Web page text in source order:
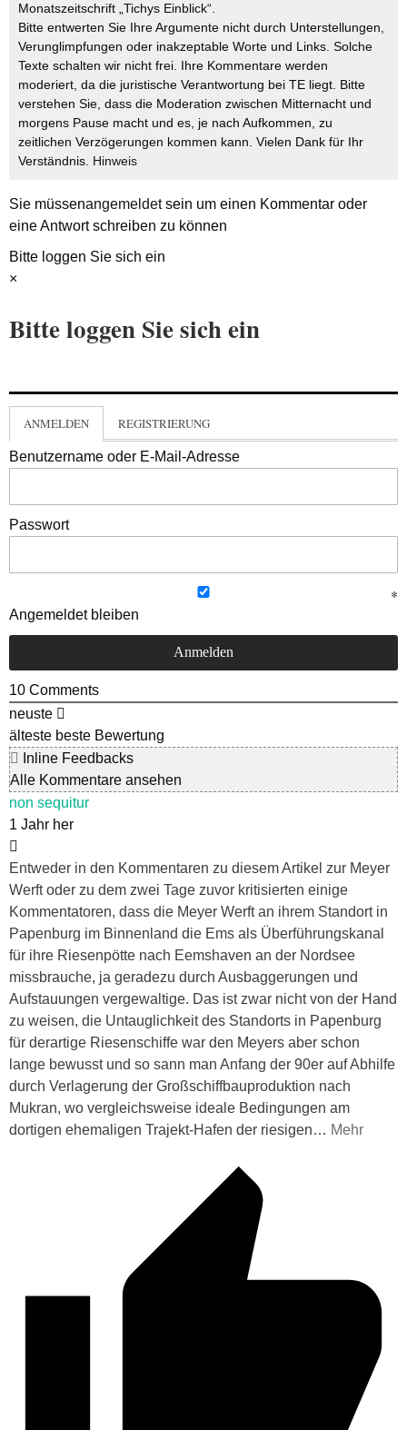
Monatszeitschrift „Tichys Einblick“.
Bitte entwerten Sie Ihre Argumente nicht durch Unterstellungen,
Verunglimpfungen oder inakzeptable Worte und Links. Solche
Texte schalten wir nicht frei. Ihre Kommentare werden
moderiert, da die juristische Verantwortung bei TE liegt. Bitte
verstehen Sie, dass die Moderation zwischen Mitternacht und
morgens Pause macht und es, je nach Aufkommen, zu
zeitlichen Verzögerungen kommen kann. Vielen Dank für Ihr
Verständnis. Hinweis
Sie müssenangemeldetsein um einen Kommentar oder
eine Antwort schreiben zu können
Bitte loggen Sie sich ein
×
Bitte loggen Sie sich ein
ANMELDEN REGISTRIERUNG
Benutzername oder E-Mail-Adresse
Passwort
Angemeldet bleiben
10 Comments
neuste
älteste beste Bewertung
Inline Feedbacks
Alle Kommentare ansehen
non sequitur
1 Jahr her
Entweder in den Kommentaren zu diesem Artikel zur Meyer
Werft oder zu dem zwei Tage zuvor kritisierten einige
Kommentatoren, dass die Meyer Werft an ihrem Standort in
Papenburg im Binnenland die Ems als Überführungskanal
für ihre Riesenpötte nach Eemshaven an der Nordsee
missbrauche, ja geradezu durch Ausbaggerungen und
Aufstauungen vergewaltige. Das ist zwar nicht von der Hand
zu weisen, die Untauglichkeit des Standorts in Papenburg
für derartige Riesenschiffe war den Meyers aber schon
lange bewusst und so sann man Anfang der 90er auf Abhilfe
durch Verlagerung der Großschiffbauproduktion nach
Mukran, wo vergleichsweise ideale Bedingungen am
dortigen ehemaligen Trajekt-Hafen der riesigen… Mehr